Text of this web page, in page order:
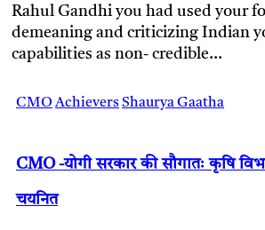
Rahul Gandhi you had used your
demeaning and criticizing Indian
capabilities as non- credible…
CMO AchieversShaurya Gaatha
CMO -योगी सरकार की सौगातः कृषि
चयनित